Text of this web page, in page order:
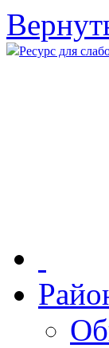
Ресурс для